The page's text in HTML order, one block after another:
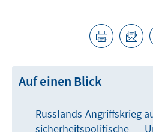
Auf einen Blick
Russlands Angriffskrieg